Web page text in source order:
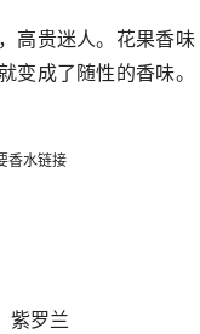
高贵迷人。花果香味
变成了随性的香味。
紫罗兰